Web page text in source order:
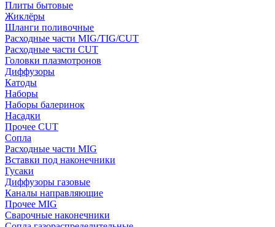
Плиты бытовые
Жиклёры
Шланги поливочные
Расходные части MIG/TIG/CUT
Расходные части CUT
Головки плазмотронов
Диффузоры
Катоды
Наборы
Наборы балеринок
Насадки
Прочее CUT
Сопла
Расходные части MIG
Вставки под наконечники
Гусаки
Диффузоры газовые
Каналы направляющие
Прочее MIG
Сварочные наконечники